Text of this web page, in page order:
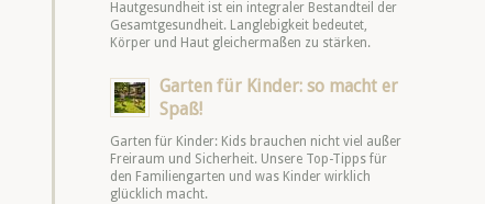
Hautgesundheit ist ein integraler Bestandteil der
Gesamtgesundheit. Langlebigkeit bedeutet,
Körper und Haut gleichermaßen zu stärken.
Garten für Kinder: so macht er
Spaß!
Garten für Kinder: Kids brauchen nicht viel außer
Freiraum und Sicherheit. Unsere Top-Tipps für
den Familiengarten und was Kinder wirklich
glücklich macht.